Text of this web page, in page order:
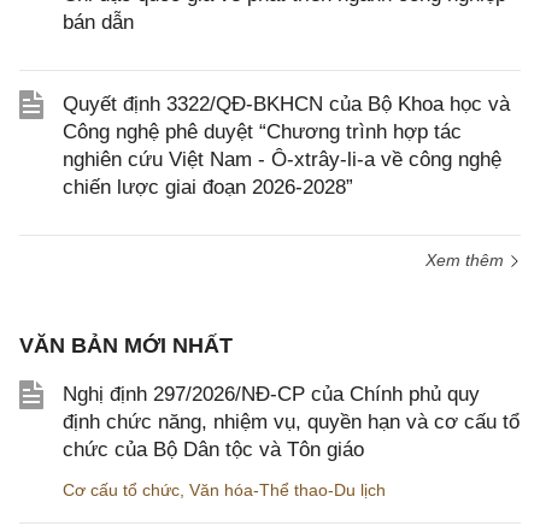
bán dẫn
Quyết định 3322/QĐ-BKHCN của Bộ Khoa học và
Công nghệ phê duyệt “Chương trình hợp tác
nghiên cứu Việt Nam - Ô-xtrây-li-a về công nghệ
chiến lược giai đoạn 2026-2028”
Xem thêm
VĂN BẢN MỚI NHẤT
Nghị định 297/2026/NĐ-CP của Chính phủ quy
định chức năng, nhiệm vụ, quyền hạn và cơ cấu tổ
chức của Bộ Dân tộc và Tôn giáo
Cơ cấu tổ chức Văn hóa-Thể thao-Du lịch